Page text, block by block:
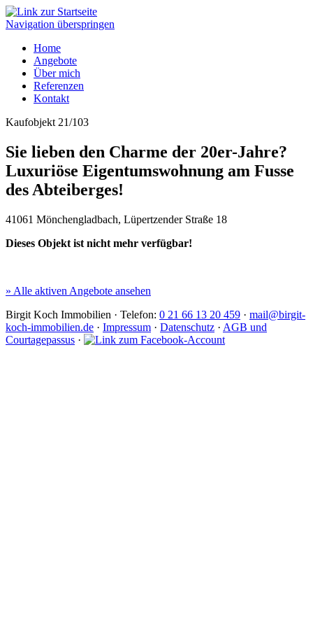
Navigation überspringen
Home
Angebote
Über mich
Referenzen
Kontakt
Kaufobjekt 21/103
Sie lieben den Charme der 20er-Jahre?
Luxuriöse Eigentumswohnung am Fusse
des Abteiberges!
41061 Mönchengladbach, Lüpertzender Straße 18
Dieses Objekt ist nicht mehr verfügbar!
» Alle aktiven Angebote ansehen
Birgit Koch Immobilien · Telefon: 0 21 66 13 20 459 · mail@birgit-
koch-immobilien.de · Impressum · Datenschutz · AGB und
Courtagepassus ·